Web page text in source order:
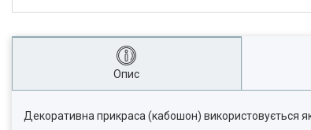
Опис
Декоративна прикраса (кабошон) використовується як